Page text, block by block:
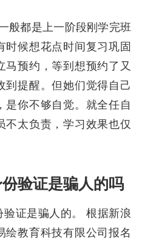
般都是上一阶段刚学完班
时候想花点时间复习巩固
马预约，等到想预约了又
到提醒。但她们觉得自己
是你不够自觉。就全任自
不太负责，学习效果也仅
验证是骗人的吗
证是骗人的。 根据新浪
绘教育科技有限公司报名